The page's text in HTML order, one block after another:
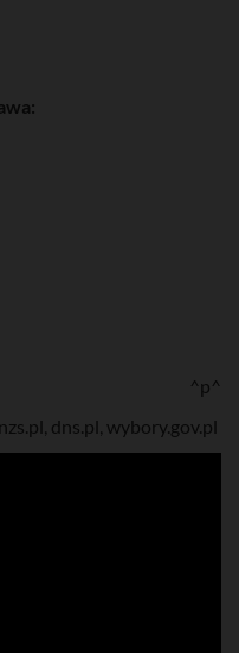
^p^
dns.pl, wybory.gov.pl